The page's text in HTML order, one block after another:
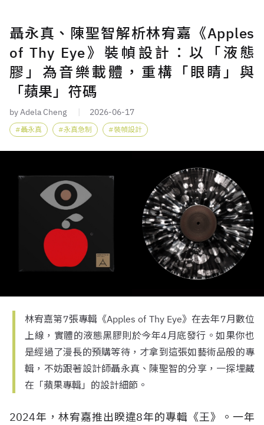
聶永真、陳聖智解析林宥嘉《Apples
of Thy Eye》裝幀設計：以「液態
膠」為音樂載體，重構「眼睛」與
「蘋果」符碼
by Adela Cheng 2026-06-17
聶永真 永真急制 裝幀設計
林宥嘉第7張專輯《Apples of Thy Eye》在去年7月數位
上線，實體的液態黑膠則於今年4月底發行。如果你也
是經過了漫長的預購等待，才拿到這張如藝術品般的專
輯，不妨跟著設計師聶永真、陳聖智的分享，一探埋藏
在「蘋果專輯」的設計細節。
2024年，林宥嘉推出睽違8年的專輯《王》。一年